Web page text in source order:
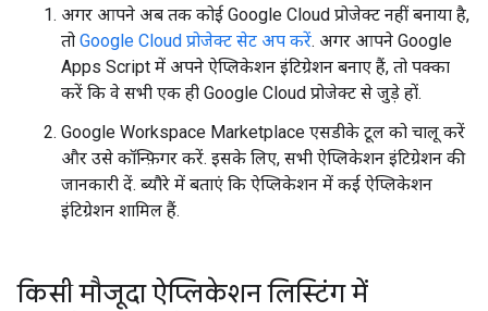
अगर आपने अब तक कोई Google Cloud प्रोजेक्ट नहीं बनाया है,
तो Google Cloud प्रोजेक्ट सेट अप करें. अगर आपने Google
Apps Script में अपने ऐप्लिकेशन इंटिग्रेशन बनाए हैं, तो पक्का
करें कि वे सभी एक ही Google Cloud प्रोजेक्ट से जुड़े हों.
Google Workspace Marketplace एसडीके टूल को चालू करें
और उसे कॉन्फ़िगर करें. इसके लिए, सभी ऐप्लिकेशन इंटिग्रेशन की
जानकारी दें. ब्यौरे में बताएं कि ऐप्लिकेशन में कई ऐप्लिकेशन
इंटिग्रेशन शामिल हैं.
किसी मौजूदा ऐप्लिकेशन लिस्टिंग में